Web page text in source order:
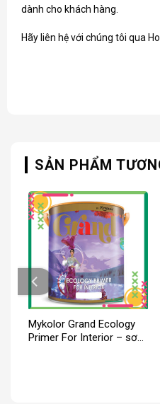
dành cho khách hàng.
Hãy liên hệ với chúng tôi qua
SẢN PHẨM
Mykolor Grand Ecology
Primer For Interior – sơn